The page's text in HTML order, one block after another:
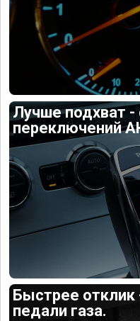
Лучше подхват -
переключений
Быстрее отклик
педали газа.